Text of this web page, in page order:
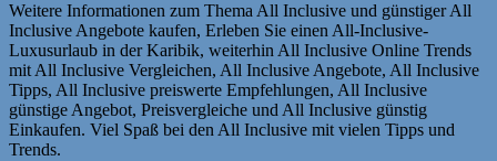
Weitere Informationen zum Thema All Inclusive und günstiger All
Inclusive Angebote kaufen, Erleben Sie einen All-Inclusive-
Luxusurlaub in der Karibik, weiterhin All Inclusive Online Trends
mit All Inclusive Vergleichen, All Inclusive Angebote, All Inclusive
Tipps, All Inclusive preiswerte Empfehlungen, All Inclusive
günstige Angebot, Preisvergleiche und All Inclusive günstig
Einkaufen. Viel Spaß bei den All Inclusive mit vielen Tipps und
Trends.